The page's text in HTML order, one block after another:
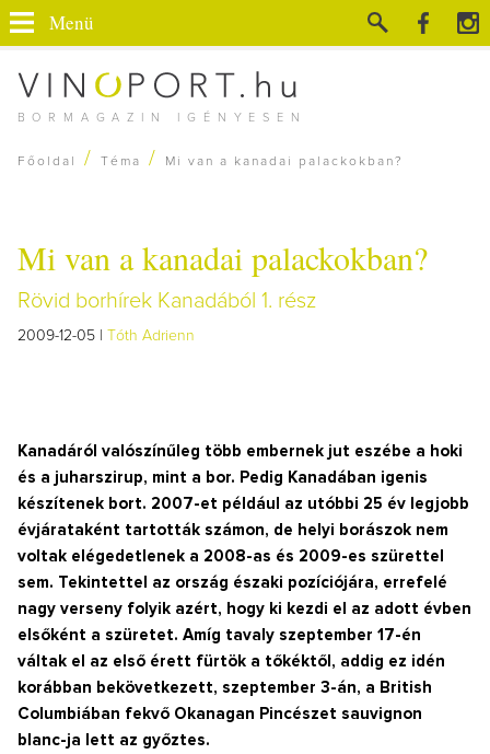
BORMAGAZIN IGÉNYESEN
Menü
Főoldal / Téma / Mi van a kanadai palackokban?
Mi van a kanadai palackokban?
Rövid borhírek Kanadából 1. rész
2009-12-05 | Tóth Adrienn
Kanadáról valószínűleg több embernek jut eszébe a hoki
és a juharszirup, mint a bor. Pedig Kanadában igenis
készítenek bort. 2007-et például az utóbbi 25 év legjobb
évjárataként tartották számon, de helyi borászok nem
voltak elégedetlenek a 2008-as és 2009-es szürettel
sem. Tekintettel az ország északi pozíciójára, errefelé
nagy verseny folyik azért, hogy ki kezdi el az adott évben
elsőként a szüretet. Amíg tavaly szeptember 17-én
váltak el az első érett fürtök a tőkéktől, addig ez idén
korábban bekövetkezett, szeptember 3-án, a British
Columbiában fekvő Okanagan Pincészet sauvignon
blanc-ja lett az győztes.